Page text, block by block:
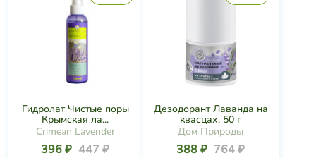
Гидролат Чистые поры
Крымская ла...
Crimean Lavender
396 ₽ 447 ₽
Дезодорант Лаванда на
квасцах, 50 г
Дом Природы
388 ₽ 764 ₽